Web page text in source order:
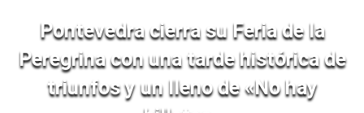
Pontevedra cierra su Feria de la
Peregrina con una tarde histórica de
triunfos y un lleno de «No hay